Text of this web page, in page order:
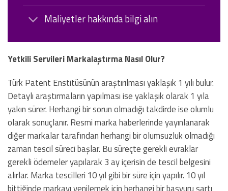
Maliyetler hakkında bilgi alın
Yetkili Servileri Markalaştırma Nasıl Olur?
Türk Patent Enstitüsünün araştırılması yaklaşık 1 yılı bulur.
Detaylı araştırmaların yapılması ise yaklaşık olarak 1 yıla
yakın sürer. Herhangi bir sorun olmadığı takdirde ise olumlu
olarak sonuçlanır. Resmi marka haberlerinde yayınlanarak
diğer markalar tarafından herhangi bir olumsuzluk olmadığı
zaman tescil süreci başlar. Bu süreçte gerekli evraklar
gerekli ödemeler yapılarak 3 ay içerisin de tescil belgesini
alırlar. Marka tescilleri 10 yıl gibi bir süre için yapılır. 10 yıl